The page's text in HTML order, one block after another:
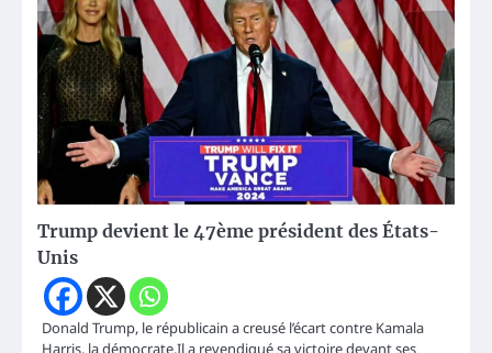
Trump devient le 47ème président des États-
Unis
Donald Trump, le républicain a creusé l’écart contre Kamala
Harris, la démocrate.Il a revendiqué sa victoire devant ses